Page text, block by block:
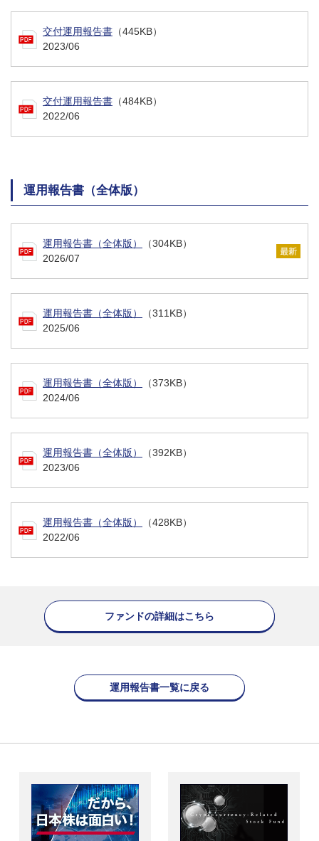
交付運用報告書 （445KB）
2023/06
交付運用報告書 （484KB）
2022/06
運用報告書（全体版）
運用報告書（全体版）
（304KB）
2026/07
運用報告書（全体版）
（311KB）
2025/06
運用報告書（全体版）
（373KB）
2024/06
運用報告書（全体版）
（392KB）
2023/06
運用報告書（全体版）
（428KB）
2022/06
ファンドの詳細はこちら
運用報告書一覧に戻る